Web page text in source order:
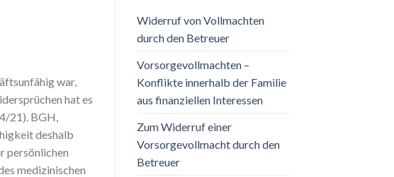
war,
hat es
21). BGH,
deshalb
persönlichen
medizinischen
Widerruf von Vollmachten
durch den Betreuer
Vorsorgevollmachten –
Konflikte innerhalb der Familie
aus finanziellen Interessen
Zum Widerruf einer
Vorsorgevollmacht durch den
Betreuer